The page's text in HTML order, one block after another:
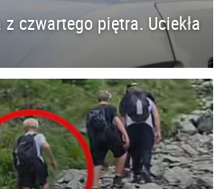
czwartego piętra. Uciekła